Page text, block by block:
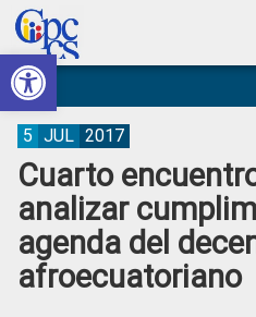
Abrir barra de herramientas
Skip
to
primary
navigation
Skip
to
main
content
Skip
to
primary
sidebar
Skip
to
footer
Consejo
de
Participación
Ciudadana
Control
Social
Construyendo
Poder
Ciudadano
Cuarto
analizar
agenda del
afroecuatoriano
5 JUL 2017